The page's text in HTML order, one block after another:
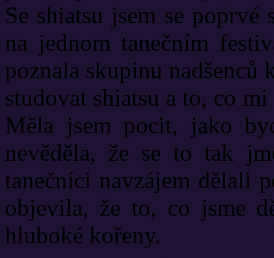
Se shiatsu jsem se
na jednom tanečním
poznala skupinu
studovat shiatsu a to, co
Měla jsem pocit, jako
nevěděla, že se to tak
tanečníci navzájem dělali
objevila, že to, co jsme
hluboké kořeny.